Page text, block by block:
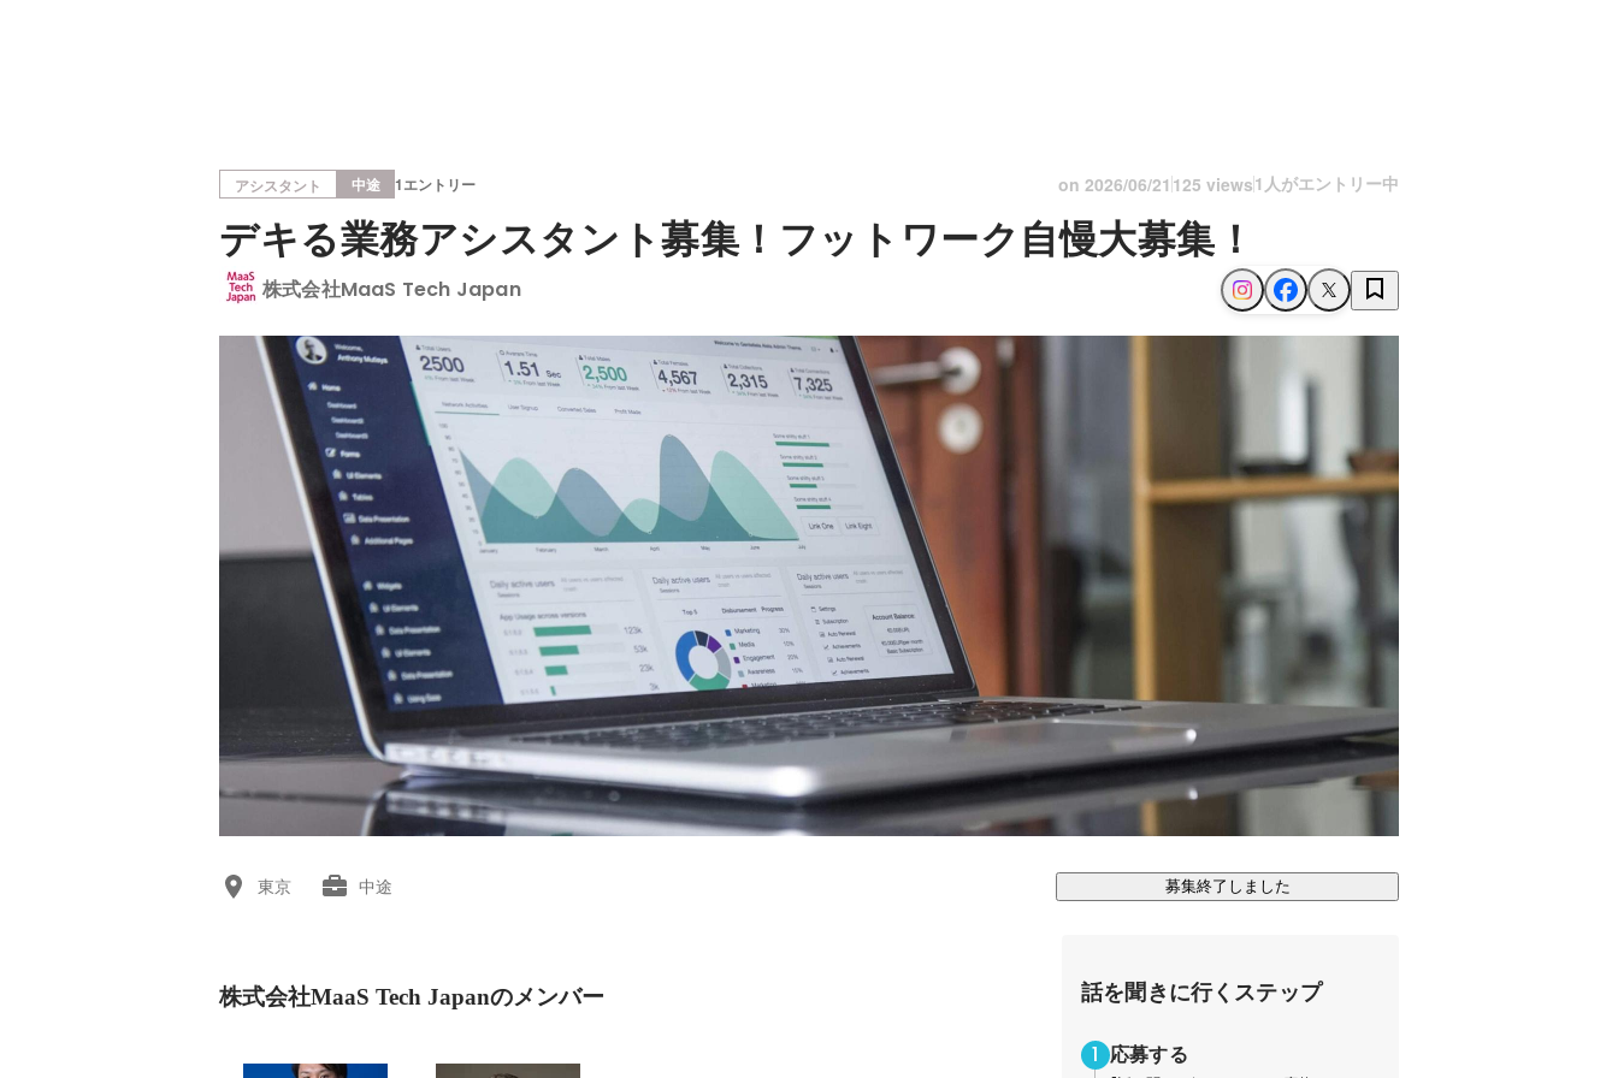
アシスタント 中途 1エントリー on 2026/06/21 125 views1人がエントリー中
デキる業務アシスタント募集！フットワーク自慢大募集！
株式会社MaaS Tech Japan
東京 中途 募集終了しました
株式会社MaaS Tech Japanのメンバー 話を聞きに行くステップ
応募する